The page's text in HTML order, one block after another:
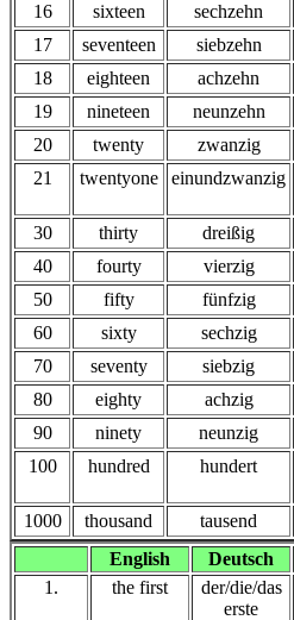
16 sixteen sechzehn
17
seventeen siebzehn
18
eighteen achzehn
19
nineteen neunzehn
20
twenty zwanzig
21
twentyone einundzwanzig
30
thirty dreißig
40
fourty vierzig
50
fifty fünfzig
60
sixty sechzig
70
seventy siebzig
80
eighty achzig
90
ninety neunzig
100
hundred hundert
1000
thousand tausend
English
Deutsch
1.
the first
der/die/das
erste